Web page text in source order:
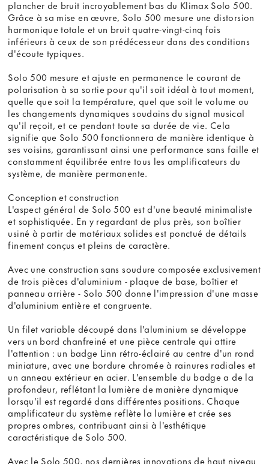
plancher de bruit incroyablement bas du Klimax Solo 500.
Grâce à sa mise en œuvre, Solo 500 mesure une distorsion
harmonique totale et un bruit quatre-vingt-cinq fois
inférieurs à ceux de son prédécesseur dans des conditions
d'écoute typiques.
Solo 500 mesure et ajuste en permanence le courant de
polarisation à sa sortie pour qu'il soit idéal à tout moment,
quelle que soit la température, quel que soit le volume ou
les changements dynamiques soudains du signal musical
qu'il reçoit, et ce pendant toute sa durée de vie. Cela
signifie que Solo 500 fonctionnera de manière identique à
ses voisins, garantissant ainsi une performance sans faille et
constamment équilibrée entre tous les amplificateurs du
système, de manière permanente.
Conception et construction
L'aspect général de Solo 500 est d'une beauté minimaliste
et sophistiquée. En y regardant de plus près, son boîtier
usiné à partir de matériaux solides est ponctué de détails
finement conçus et pleins de caractère.
Avec une construction sans soudure composée exclusivement
de trois pièces d'aluminium - plaque de base, boîtier et
panneau arrière - Solo 500 donne l'impression d'une masse
d'aluminium entière et congruente.
Un filet variable découpé dans l'aluminium se développe
vers un bord chanfreiné et une pièce centrale qui attire
l'attention : un badge Linn rétro-éclairé au centre d'un rond
miniature, avec une bordure chromée à rainures radiales et
un anneau extérieur en acier. L'ensemble du badge a de la
profondeur, reflétant la lumière de manière dynamique
lorsqu'il est regardé dans différentes positions. Chaque
amplificateur du système reflète la lumière et crée ses
propres ombres, contribuant ainsi à l'esthétique
caractéristique de Solo 500.
Avec le Solo 500, nos dernières innovations de haut niveau